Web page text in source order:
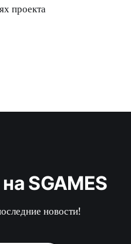
проекта
SGAMES
новости!